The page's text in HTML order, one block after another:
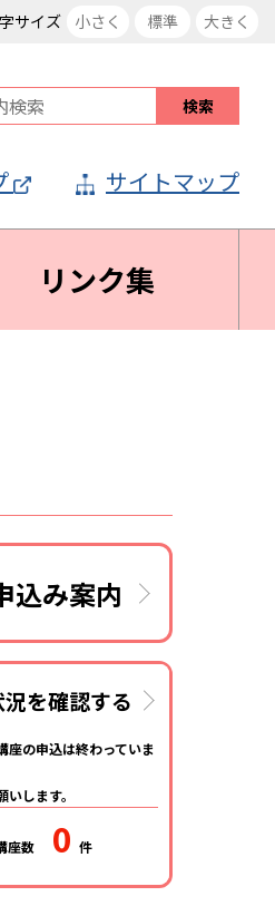
サイズ 小さく 標準 大きく
サイトマップ
リンク集
込み案内
を確認する
座の申込は終わっていま
します。
座数 0 件